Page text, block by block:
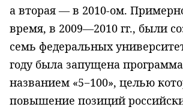
а вторая — в 2010-ом.
время, в 2009—2010 гг., были
семь федеральных
году была запущена
названием «5−100», целью
повышение позиций